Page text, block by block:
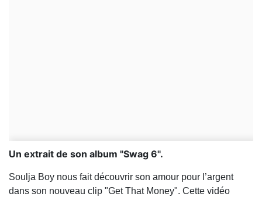
Un extrait de son album "Swag 6".
Soulja Boy nous fait découvrir son amour pour l’argent
dans son nouveau clip "Get That Money". Cette vidéo